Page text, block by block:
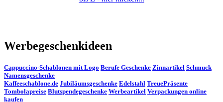
Werbegeschenkideen
Cappuccino-Schablonen mit Logo Berufe Geschenke Zinnartikel Schmuck
Namensgeschenke
Kaffeeschablone.de Jubiläumsgeschenke Edelstahl TreuePräsente
Tombolapreise Blutspendegeschenke Werbeartikel Verpackungen online
kaufen